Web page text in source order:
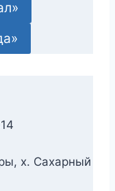
х. Сахарный